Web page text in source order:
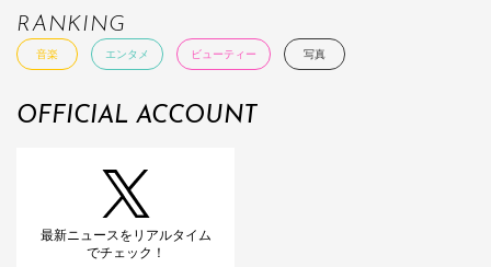
RANKING
音楽 エンタメ ビューティー 写真
OFFICIAL ACCOUNT
最新ニュースをリアルタイム
でチェック！